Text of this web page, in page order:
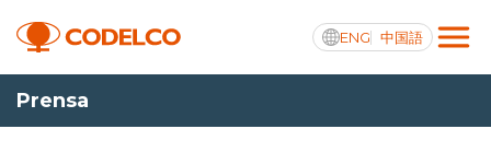
ENG 中国語
Transparencia activa
Prensa